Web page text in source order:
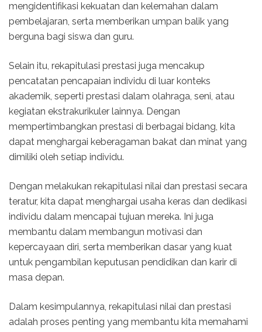
mengidentifikasi kekuatan dan kelemahan dalam
pembelajaran, serta memberikan umpan balik yang
berguna bagi siswa dan guru.
Selain itu, rekapitulasi prestasi juga mencakup
pencatatan pencapaian individu di luar konteks
akademik, seperti prestasi dalam olahraga, seni, atau
kegiatan ekstrakurikuler lainnya. Dengan
mempertimbangkan prestasi di berbagai bidang, kita
dapat menghargai keberagaman bakat dan minat yang
dimiliki oleh setiap individu.
Dengan melakukan rekapitulasi nilai dan prestasi secara
teratur, kita dapat menghargai usaha keras dan dedikasi
individu dalam mencapai tujuan mereka. Ini juga
membantu dalam membangun motivasi dan
kepercayaan diri, serta memberikan dasar yang kuat
untuk pengambilan keputusan pendidikan dan karir di
masa depan.
Dalam kesimpulannya, rekapitulasi nilai dan prestasi
adalah proses penting yang membantu kita memahami